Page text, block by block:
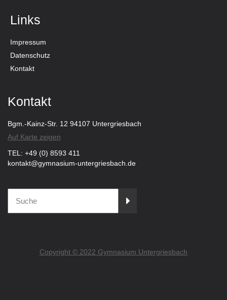
Links
Impressum
Datenschutz
Kontakt
Kontakt
Bgm.-Kainz-Str. 12 94107 Untergriesbach
Auf Karte zeigen
TEL: +49 (0) 8593 411
kontakt@gymnasium-untergriesbach.de
Copyright © 2022 Gymnasium Untergriesbach